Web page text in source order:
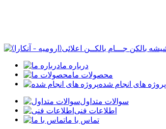
درباره ما
محصولات ما
پروژه های انجام شده
سوالات متداول
اطلاعات فنی
تماس با ما